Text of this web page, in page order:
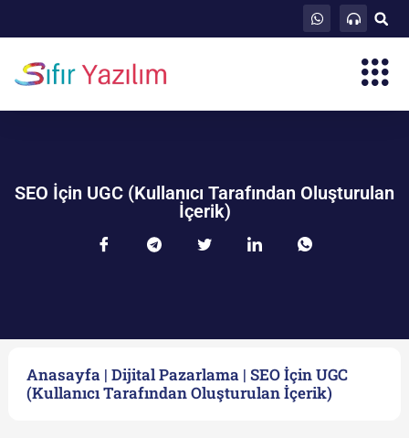
SEO İçin UGC (Kullanıcı Tarafından Oluşturulan
İçerik)
Anasayfa | Dijital Pazarlama | SEO İçin UGC
(Kullanıcı Tarafından Oluşturulan İçerik)